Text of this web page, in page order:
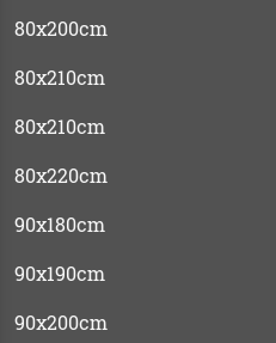
80x200cm
80x210cm
80x210cm
80x220cm
90x180cm
90x190cm
90x200cm